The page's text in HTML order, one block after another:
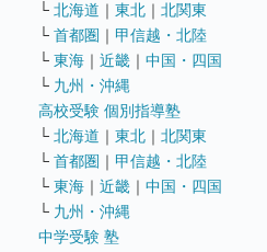
└ 北海道 ｜ 東北 ｜ 北関東
└ 首都圏 ｜ 甲信越・北陸
└ 東海 ｜ 近畿 ｜ 中国・四国
└ 九州・沖縄
高校受験 個別指導塾
└ 北海道 ｜ 東北 ｜ 北関東
└ 首都圏 ｜ 甲信越・北陸
└ 東海 ｜ 近畿 ｜ 中国・四国
└ 九州・沖縄
中学受験 塾